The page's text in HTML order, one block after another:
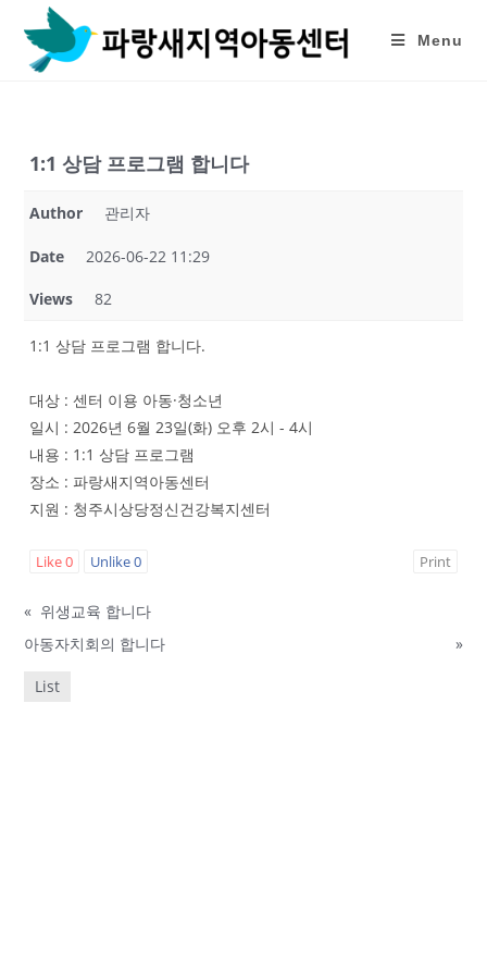
content
Menu
1:1 상담 프로그램 합니다
Author 관리자
Date 2026-06-22 11:29
Views 82
1:1 상담 프로그램 합니다.
대상 : 센터 이용 아동·청소년
일시 : 2026년 6월 23일(화) 오후 2시 - 4시
내용 : 1:1 상담 프로그램
장소 : 파랑새지역아동센터
지원 : 청주시상당정신건강복지센터
Like0 Unlike0 Print
« 위생교육 합니다
아동자치회의 합니다
»
List